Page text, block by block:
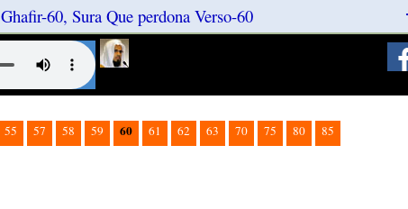
Ghafir-60, Sura Que perdona Verso-60
55 57 58 59 60 61 62 63 70 75 80 85